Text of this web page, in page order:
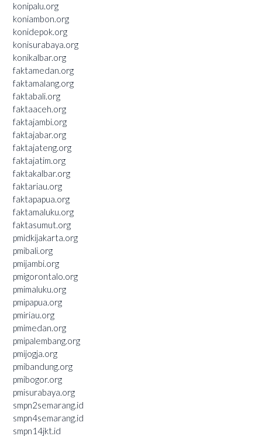
konipalu.org
koniambon.org
konidepok.org
konisurabaya.org
konikalbar.org
faktamedan.org
faktamalang.org
faktabali.org
faktaaceh.org
faktajambi.org
faktajabar.org
faktajateng.org
faktajatim.org
faktakalbar.org
faktariau.org
faktapapua.org
faktamaluku.org
faktasumut.org
pmidkijakarta.org
pmibali.org
pmijambi.org
pmigorontalo.org
pmimaluku.org
pmipapua.org
pmiriau.org
pmimedan.org
pmipalembang.org
pmijogja.org
pmibandung.org
pmibogor.org
pmisurabaya.org
smpn2semarang.id
smpn4semarang.id
smpn14jkt.id